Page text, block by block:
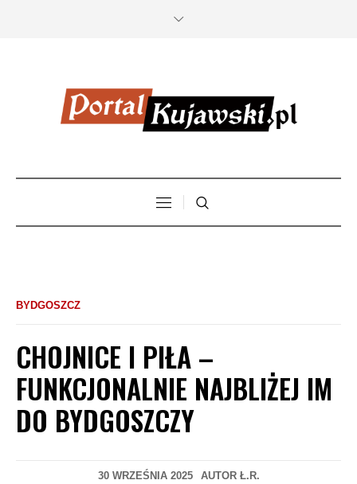
BYDGOSZCZ
CHOJNICE I PIŁA –
FUNKCJONALNIE NAJBLIŻEJ IM
DO BYDGOSZCZY
30 WRZEŚNIA 2025 AUTOR Ł.R.